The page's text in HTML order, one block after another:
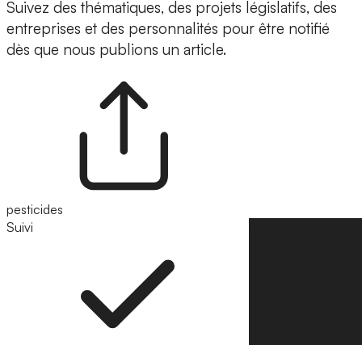
Suivez des thématiques, des projets législatifs, des
entreprises et des personnalités pour être notifié
dès que nous publions un article.
pesticides
Suivi